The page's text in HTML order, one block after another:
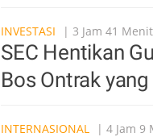
INVESTASI | 3 Jam 41
SEC Hentikan
Bos Ontrak
INTERNASIONAL | 4 Jam 9